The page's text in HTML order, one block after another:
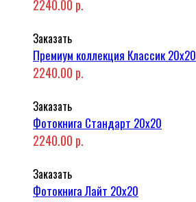
2240.00 р.
Заказать
Премиум коллекция Классик 20x20
2240.00 р.
Заказать
Фотокнига Стандарт 20x20
2240.00 р.
Заказать
Фотокнига Лайт 20x20